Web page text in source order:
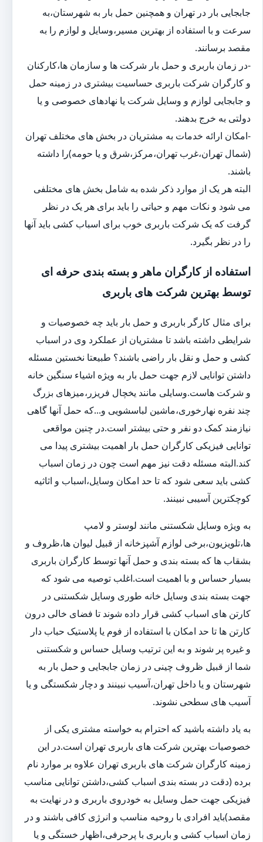
جابجایی بار در تهران و همچنین حمل بار به شهرستان،به
سرعت و با استفاده از بهترین مسیر،وسایل و لوازم را به
مقصد برسانند.
-در زمان باربری و حمل بار شرکت ها و سازمان ها،کارکنان
و کارگران شرکت باربری حساسیت بیشتری در زمینه حمل
و جابجایی لوازم و وسایل شرکت یا نهادهای خصوصی و یا
دولتی به خرج بدهند.
-امکان ارائه خدمات به مشتریان در بخش های مختلف تهران
(شمال تهران،غرب تهران،مرکز،شرق و یا حومه)را داشته
باشند.
البته هر یک از موارد ذکر شده به شامل بخش های مختلفی
می شود و نکات مهم و حیاتی را باید برای هر یک در نظر
گرفت که یک شرکت باربری خوب برای اسباب کشی باید آنها
را در نظر بگیرد.
استفاده از کارگران ماهر و بسته بندی حرفه ای
توسط بهترین شرکت های باربری
برای مثال کارگر باربری و حمل بار باید چه خصوصیات و
شرایطی داشته باشد تا مشتریان از عملکرد وی در اسباب
کشی و حمل و نقل بار راضی باشند؟ طبیعتا نخستین مسئله
داشتن توانایی لازم جهت حمل بار به ویژه اشیاء سنگین خانه
و شرکت هاست.وسایلی مانند یخچال فریزر،میزهای بزرگ
چند نفره نهارخوری،ماشین لباسشویی و...که حمل آنها گاهی
نیازمند کمک دو نفر و حتی بیشتر است.در چنین مواقعی
توانایی فیزیکی کارگران حمل بار اهمیت بیشتری پیدا می
کند.البته مسئله دقت نیز مهم است چون در زمان اسباب
کشی باید سعی شود که تا حد امکان وسایل،اسباب و اثاثیه
کوچکترین آسیبی نبینند.
به ویژه وسایل شکستنی مانند لوستر و لامپ
ها،تلویزیون،برخی لوازم آشپزخانه از قبیل لیوان ها،ظروف و
بشقاب ها که بسته بندی و حمل آنها توسط کارگران باربری
بسیار حساس و با اهمیت است.اغلب توصیه می شود که
جهت بسته بندی وسایل خانه طوری وسایل شکستنی در
کارتن های اسباب کشی قرار داده شوند تا فضای خالی درون
کارتن ها تا حد امکان با استفاده از فوم یا پلاستیک حباب دار
و غیره پر شوند و به این ترتیب وسایل حساس و شکستنی
شما از قبیل ظروف چینی در زمان جابجایی و حمل بار به
شهرستان و یا داخل تهران،آسیب نبینند و دچار شکستگی و یا
آسیب های سطحی نشوند.
به یاد داشته باشید که احترام به خواسته مشتری یکی از
خصوصیات بهترین شرکت های باربری تهران است.در این
زمینه کارگران شرکت های باربری تهران علاوه بر موارد نام
برده (دقت در بسته بندی اسباب کشی،داشتن توانایی مناسب
فیزیکی جهت حمل وسایل به خودروی باربری و در نهایت به
مقصد)باید افرادی با روحیه مناسب و انرژی کافی باشند و در
زمان اسباب کشی و باربری با پرحرفی،اظهار خستگی و یا